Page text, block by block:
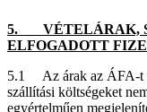
5. VÉTELÁRAK,
ELFOGADOTT
5.1 Az árak az ÁFA-t
szállítási költségeket
egyértelműen